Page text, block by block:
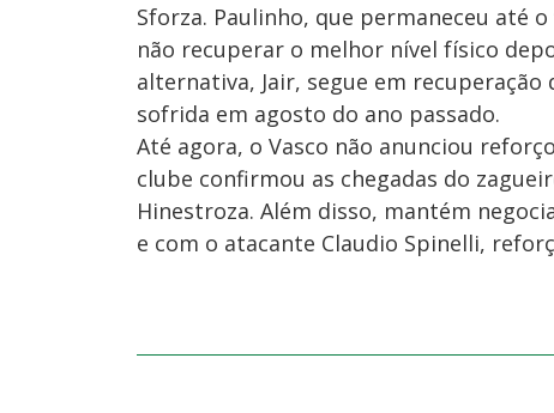
Sforza. Paulinho, que permaneceu até
não recuperar o melhor nível físico
alternativa, Jair, segue em
sofrida em agosto do ano passado.
Até agora, o Vasco não anunciou
clube confirmou as chegadas do
Hinestroza. Além disso, mantém
e com o atacante Claudio Spinelli,